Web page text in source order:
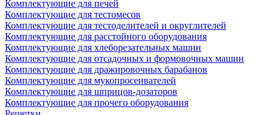
Комплектующие для печей
Комплектующие для тестомесов
Комплектующие для тестоделителей и округлителей
Комплектующие для расстойного оборудования
Комплектующие для хлеборезательных машин
Комплектующие для отсадочных и формовочных машин
Комплектующие для дражировочных барабанов
Комплектующие для мукопросеивателей
Комплектующие для шприцов-дозаторов
Комплектующие для прочего оборудования